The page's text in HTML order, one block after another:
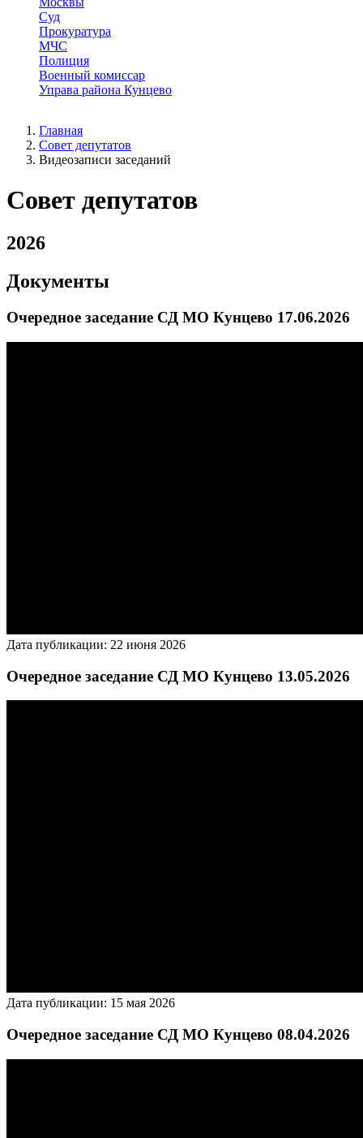
Суд
Прокуратура
МЧС
Полиция
Военный комиссар
Управа района Кунцево
Главная
Совет депутатов
Видеозаписи заседаний
Совет депутатов
2026
Документы
Очередное заседание СД МО Кунцево 17.06.2026
Дата публикации: 22 июня 2026
Очередное заседание СД МО Кунцево 13.05.2026
Дата публикации: 15 мая 2026
Очередное заседание СД МО Кунцево 08.04.2026